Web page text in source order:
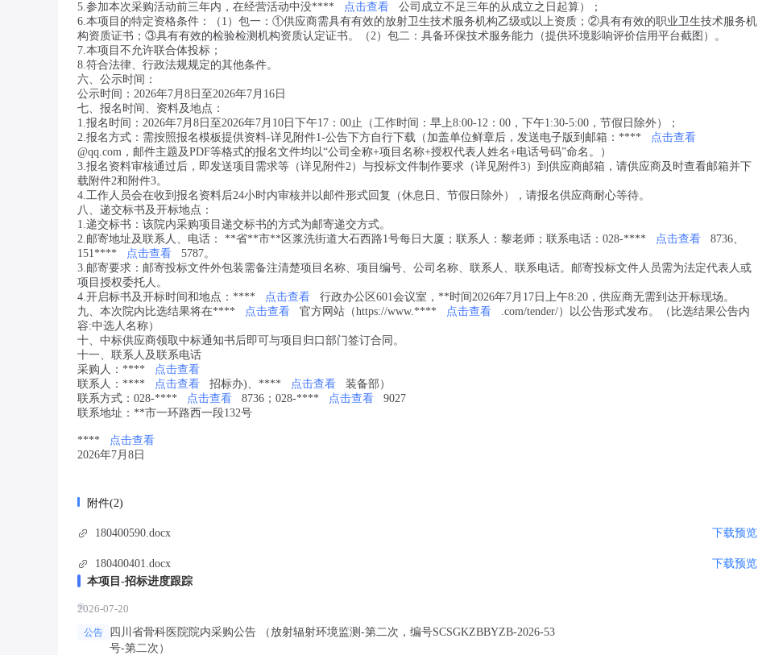
5.参加本次采购活动前三年内，在经营活动中没****
点击查看
公司成立不足三年的从成立之日起算）；
6.本项目的特定资格条件：（1）包一：①供应商需具有有效的放射卫生技术服务机构乙级或以上资质；②具有有效的职业卫生技术服务机
构资质证书；③具有有效的检验检测机构资质认定证书。（2）包二：具备环保技术服务能力（提供环境影响评价信用平台截图）。
7.本项目不允许联合体投标；
8.符合法律、行政法规规定的其他条件。
六、公示时间：
公示时间：2026年7月8日至2026年7月16日
七、报名时间、资料及地点：
1.报名时间：2026年7月8日至2026年7月10日下午17：00止（工作时间：早上8:00-12：00，下午1:30-5:00，节假日除外）；
2.报名方式：需按照报名模板提供资料-详见附件1-公告下方自行下载（加盖单位鲜章后，发送电子版到邮箱： ****
点击查看
@qq.com，邮件主题及PDF等格式的报名文件均以“公司全称+项目名称+授权代表人姓名+电话号码”命名。
）
3.报名资料审核通过后，即发送项目需求等（详见附件2）与投标文件制作要求（详见附件3）到供应商邮箱，请供应商及时查看邮箱并下
载附件2和附件3。
4.工作人员会在收到报名资料后24小时内审核并以邮件形式回复（休息日、节假日除外），请报名供应商耐心等待。
八、递交标书及开标地点：
1.递交标书：该院内采购项目递交标书的方式为邮寄递交方式。
2.邮寄地址及联系人、电话： **省**市**区浆洗街道大石西路1号每日大厦；联系人：黎老师；联系电话：028-****
点击查看
8736、
151****
点击查看
5787。
3.邮寄要求：邮寄投标文件外包装需备注清楚项目名称、项目编号、公司名称、联系人、联系电话。邮寄投标文件人员需为法定代表人或
项目授权委托人。
4.开启标书及开标时间和地点：****
点击查看
行政办公区601会议室，**时间2026年7月17日上午8:20，供应商无需到达开标现场。
九、本次院内比选结果将在****
点击查看 官方网站（https://www.**** 点击查看
.com/tender/）以公告形式发布。（比选结果公告内
容:中选人名称）
十、中标供应商领取中标通知书后即可与项目归口部门签订合同。
十一、联系人及联系电话
采购人：****
点击查看
联系人：****
点击查看 招标办)、**** 点击查看
装备部）
联系方式：028-****
点击查看 8736；028-**** 点击查看
9027
联系地址：**市一环路西一段132号
****
点击查看
2026年7月8日
附件(2)
180400590.docx 下载预览
180400401.docx 下载预览
本项目-招标进度跟踪
2026-07-20
公告
四川省骨科医院院内采购公告 （放射辐射环境监测-第二次，编号SCSGKZBBYZB-2026-53
号-第二次）